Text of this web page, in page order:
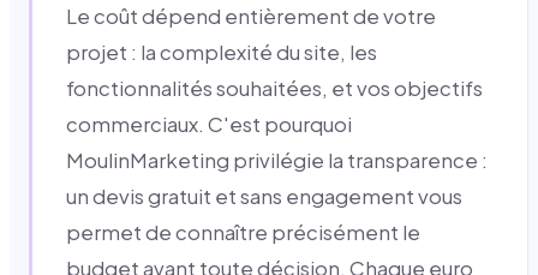
Le coût dépend entièrement de votre
projet : la complexité du site, les
fonctionnalités souhaitées, et vos objectifs
commerciaux. C'est pourquoi
MoulinMarketing privilégie la transparence :
un devis gratuit et sans engagement vous
permet de connaître précisément le
budget avant toute décision. Chaque euro